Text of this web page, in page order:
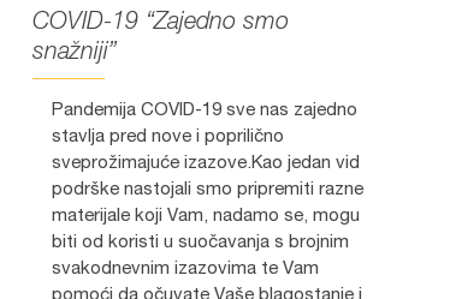
COVID-19 “Zajedno smo
snažniji”
Pandemija COVID-19 sve nas zajedno
stavlja pred nove i poprilično
sveprožimajuće izazove.Kao jedan vid
podrške nastojali smo pripremiti razne
materijale koji Vam, nadamo se, mogu
biti od koristi u suočavanja s brojnim
svakodnevnim izazovima te Vam